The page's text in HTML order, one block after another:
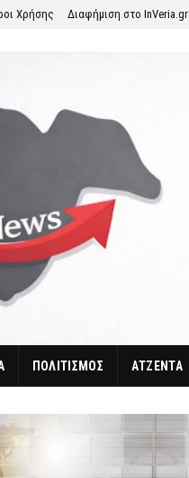
Χρήσης Διαφήμιση στο InVeria.gr
ΠΟΛΙΤΙΣΜΟΣ ΑΤΖΕΝΤΑ